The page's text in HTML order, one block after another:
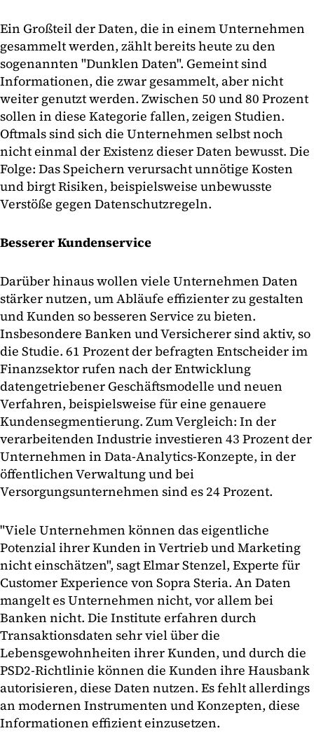
Ein Großteil der Daten, die in einem Unternehmen
gesammelt werden, zählt bereits heute zu den
sogenannten "Dunklen Daten". Gemeint sind
Informationen, die zwar gesammelt, aber nicht
weiter genutzt werden. Zwischen 50 und 80 Prozent
sollen in diese Kategorie fallen, zeigen Studien.
Oftmals sind sich die Unternehmen selbst noch
nicht einmal der Existenz dieser Daten bewusst. Die
Folge: Das Speichern verursacht unnötige Kosten
und birgt Risiken, beispielsweise unbewusste
Verstöße gegen Datenschutzregeln.
Besserer Kundenservice
Darüber hinaus wollen viele Unternehmen Daten
stärker nutzen, um Abläufe effizienter zu gestalten
und Kunden so besseren Service zu bieten.
Insbesondere Banken und Versicherer sind aktiv, so
die Studie. 61 Prozent der befragten Entscheider im
Finanzsektor rufen nach der Entwicklung
datengetriebener Geschäftsmodelle und neuen
Verfahren, beispielsweise für eine genauere
Kundensegmentierung. Zum Vergleich: In der
verarbeitenden Industrie investieren 43 Prozent der
Unternehmen in Data-Analytics-Konzepte, in der
öffentlichen Verwaltung und bei
Versorgungsunternehmen sind es 24 Prozent.
"Viele Unternehmen können das eigentliche
Potenzial ihrer Kunden in Vertrieb und Marketing
nicht einschätzen", sagt Elmar Stenzel, Experte für
Customer Experience von Sopra Steria. An Daten
mangelt es Unternehmen nicht, vor allem bei
Banken nicht. Die Institute erfahren durch
Transaktionsdaten sehr viel über die
Lebensgewohnheiten ihrer Kunden, und durch die
PSD2-Richtlinie können die Kunden ihre Hausbank
autorisieren, diese Daten nutzen. Es fehlt allerdings
an modernen Instrumenten und Konzepten, diese
Informationen effizient einzusetzen.